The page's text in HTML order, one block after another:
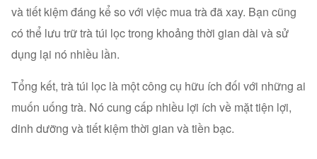
và tiết kiệm đáng kể so với việc mua trà đã xay. Bạn cũng
có thể lưu trữ trà túi lọc trong khoảng thời gian dài và sử
dụng lại nó nhiều lần.
Tổng kết, trà túi lọc là một công cụ hữu ích đối với những ai
muốn uống trà. Nó cung cấp nhiều lợi ích về mặt tiện lợi,
dinh dưỡng và tiết kiệm thời gian và tiền bạc.